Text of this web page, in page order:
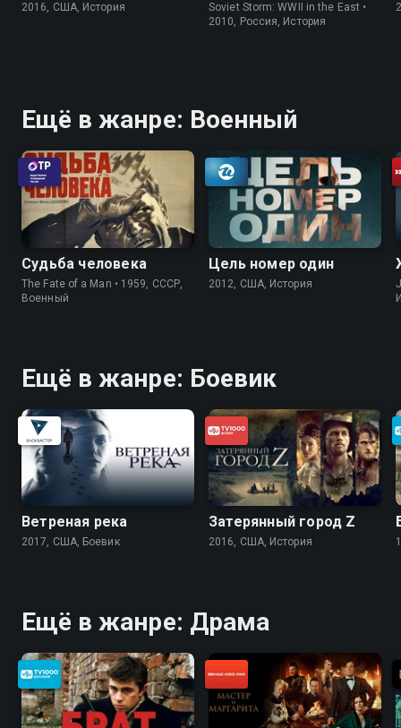
2016, США, История
Soviet Storm: WWII in the East •
2010, Россия, История
Ещё в жанре: Военный
Судьба человека
The Fate of a Man • 1959, СССР,
Военный
Цель номер один
2012, США, История
Ещё в жанре: Боевик
Ветреная река
2017, США, Боевик
Затерянный город Z
2016, США, История
Ещё в жанре: Драма